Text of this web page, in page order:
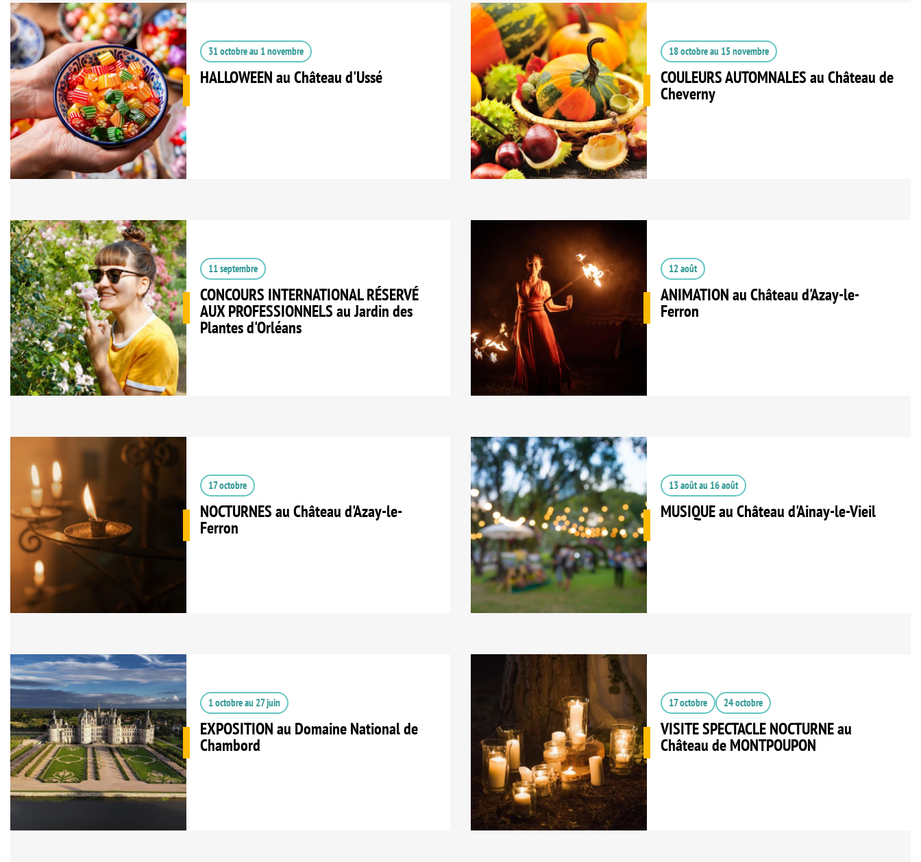
31 octobreau 1 novembre
HALLOWEEN au Château d'Ussé
18 octobreau 15 novembre
COULEURS AUTOMNALES au Château de
Cheverny
11 septembre
CONCOURS INTERNATIONAL RÉSERVÉ
AUX PROFESSIONNELS au Jardin des
Plantes d'Orléans
12 août
ANIMATION au Château d'Azay-le-
Ferron
17 octobre
NOCTURNES au Château d'Azay-le-
Ferron
13 aoûtau 16 août
MUSIQUE au Château d'Ainay-le-Vieil
1 octobreau 27 juin
EXPOSITION au Domaine National de
Chambord
17 octobre 24 octobre
VISITE SPECTACLE NOCTURNE au
Château de MONTPOUPON